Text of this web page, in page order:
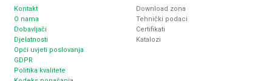
Kontakt
O nama
Dobavljači
Djelatnosti
Opći uvjeti poslovanja
GDPR
Politika kvalitete
Download zona
Tehnički podaci
Certifikati
Katalozi